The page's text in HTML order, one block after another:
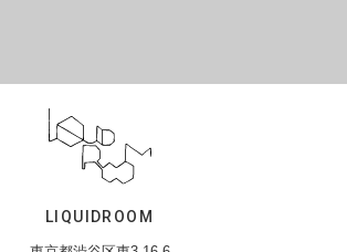
LIQUIDROOM